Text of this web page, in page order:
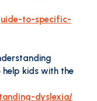
to-specific-
help kids with the
dyslexia/